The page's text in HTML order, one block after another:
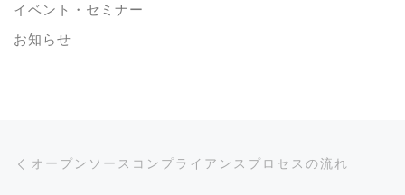
イベント・セミナー
お知らせ
投稿ナビゲーション
オープンソースコンプライアンスプロセスの流れ